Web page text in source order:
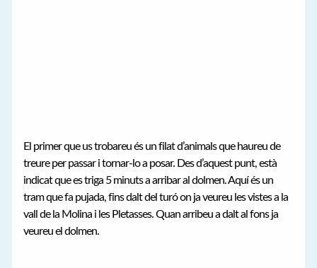
El primer que us trobareu és un filat d’animals que haureu de
treure per passar i tornar-lo a posar. Des d’aquest punt, està
indicat que es triga 5 minuts a arribar al dolmen. Aquí és un
tram que fa pujada, fins dalt del turó on ja veureu les vistes a la
vall de la Molina i les Pletasses. Quan arribeu a dalt al fons ja
veureu el dolmen.